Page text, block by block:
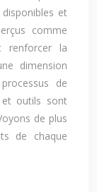
et
comme
renforcer la
dimension
de
et outils sont
de plus
de chaque